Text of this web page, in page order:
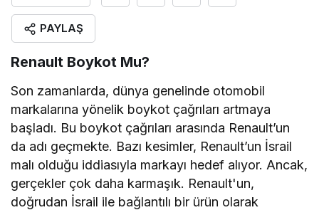
PAYLAŞ
Renault Boykot Mu?
Son zamanlarda, dünya genelinde otomobil
markalarına yönelik boykot çağrıları artmaya
başladı. Bu boykot çağrıları arasında Renault’un
da adı geçmekte. Bazı kesimler, Renault’un İsrail
malı olduğu iddiasıyla markayı hedef alıyor. Ancak,
gerçekler çok daha karmaşık. Renault'un,
doğrudan İsrail ile bağlantılı bir ürün olarak